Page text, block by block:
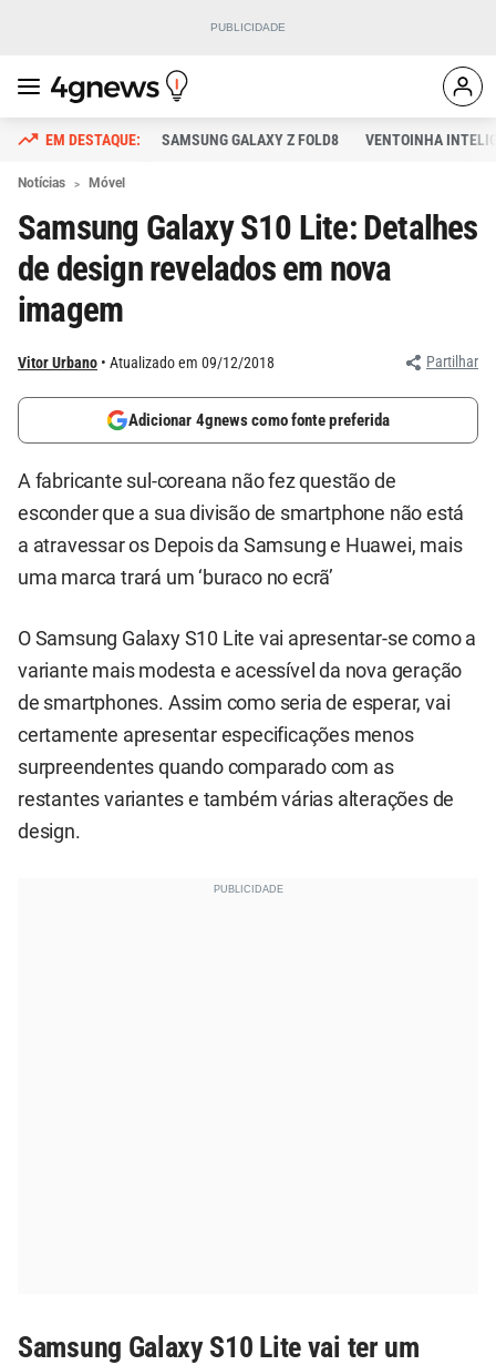
SAMSUNG GALAXY Z FOLD8 VENTOINHA
Notícias Móvel
Samsung Galaxy S10 Lite: Detalhes
de design revelados em nova
imagem
Vitor Urbano Atualizado em 09/12/2018 Partilhar
Adicionar 4gnews como fonte preferida
A fabricante sul-coreana não fez questão de
esconder que a sua divisão de smartphone não está
a atravessar os Depois da Samsung e Huawei, mais
uma marca trará um ‘buraco no ecrã’
O Samsung Galaxy S10 Lite vai apresentar-se como a
variante mais modesta e acessível da nova geração
de smartphones. Assim como seria de esperar, vai
certamente apresentar especificações menos
surpreendentes quando comparado com as
restantes variantes e também várias alterações de
design.
Samsung Galaxy S10 Lite vai ter um